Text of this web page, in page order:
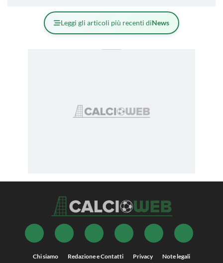
Leggi gli articoli più recenti diNews
Chi siamo Redazione e Contatti Privacy Note legali